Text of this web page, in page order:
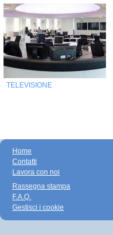
TELEVISIONE
Home
Contatti
Lavora con noi
Rassegna stampa
F.A.Q.
Gestisci i cookie